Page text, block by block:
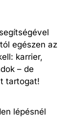
egészen az
karrier,
– de
tartogat!
lépésnél